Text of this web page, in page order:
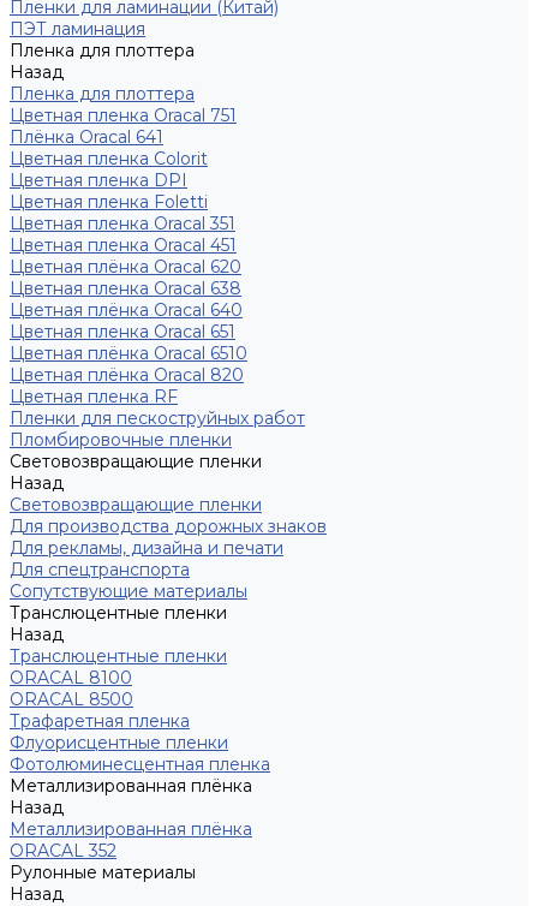
Пленки для ламинации (Китай)
ПЭТ ламинация
Пленка для плоттера
Назад
Пленка для плоттера
Цветная пленка Oracal 751
Плёнка Oracal 641
Цветная пленка Colorit
Цветная пленка DPI
Цветная пленка Foletti
Цветная пленка Oracal 351
Цветная пленка Oracal 451
Цветная плёнка Oracal 620
Цветная пленка Oracal 638
Цветная плёнка Oracal 640
Цветная пленка Oracal 651
Цветная плёнка Oracal 6510
Цветная плёнка Oracal 820
Цветная пленка RF
Пленки для пескоструйных работ
Пломбировочные пленки
Световозвращающие пленки
Назад
Световозвращающие пленки
Для производства дорожных знаков
Для рекламы, дизайна и печати
Для спецтранспорта
Сопутствующие материалы
Транслюцентные пленки
Назад
Транслюцентные пленки
ORACAL 8100
ORACAL 8500
Трафаретная пленка
Флуорисцентные пленки
Фотолюминесцентная пленка
Металлизированная плёнка
Назад
Металлизированная плёнка
ORACAL 352
Рулонные материалы
Назад